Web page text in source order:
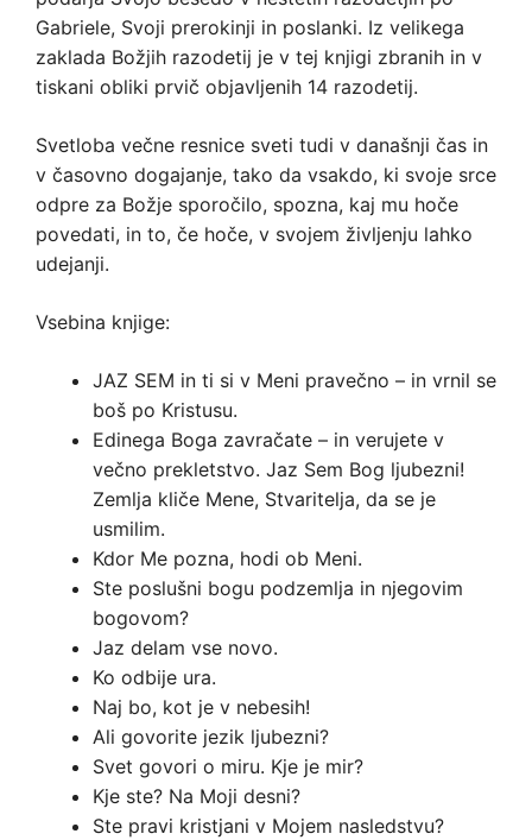
Gabriele, Svoji prerokinji in poslanki. Iz velikega
zaklada Božjih razodetij je v tej knjigi zbranih in v
tiskani obliki prvič objavljenih 14 razodetij.
Svetloba večne resnice sveti tudi v današnji čas in
v časovno dogajanje, tako da vsakdo, ki svoje srce
odpre za Božje sporočilo, spozna, kaj mu hoče
povedati, in to, če hoče, v svojem življenju lahko
udejanji.
Vsebina knjige:
JAZ SEM in ti si v Meni pravečno – in vrnil se
boš po Kristusu.
Edinega Boga zavračate – in verujete v
večno prekletstvo. Jaz Sem Bog ljubezni!
Zemlja kliče Mene, Stvaritelja, da se je
usmilim.
Kdor Me pozna, hodi ob Meni.
Ste poslušni bogu podzemlja in njegovim
bogovom?
Jaz delam vse novo.
Ko odbije ura.
Naj bo, kot je v nebesih!
Ali govorite jezik ljubezni?
Svet govori o miru. Kje je mir?
Kje ste? Na Moji desni?
Ste pravi kristjani v Mojem nasledstvu?